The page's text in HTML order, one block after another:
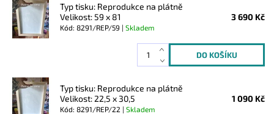
Typ tisku: Reprodukce na plátně
Velikost: 59 x 81
Kód: 8291/REP/59 | Skladem
3 690 Kč
Typ tisku: Reprodukce na plátně
Velikost: 22,5 x 30,5
Kód: 8291/REP/22 | Skladem
1 090 Kč